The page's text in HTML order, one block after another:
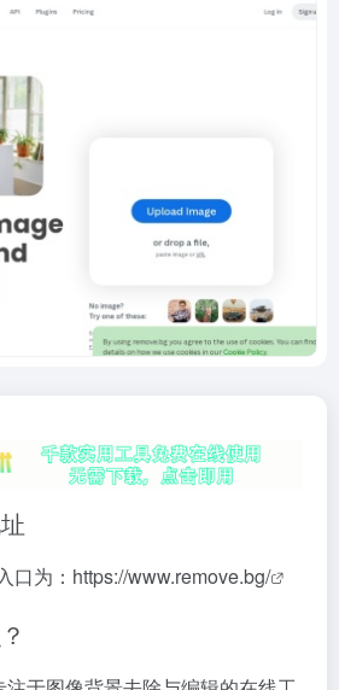
口为： https://www.remove.bg/